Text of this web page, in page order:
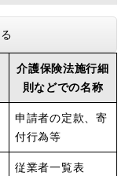
介護保険法施行細
則などでの名称
申請者の定款、寄
付行為等
従業者一覧表